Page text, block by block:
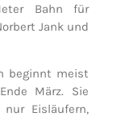
Bahn für
Jank und
beginnt meist
März. Sie
Eisläufern,